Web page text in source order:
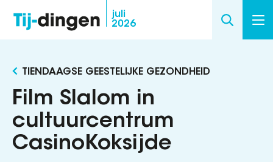
inhoud
gaan
juli
2026
TIENDAAGSE GEESTELIJKE GEZONDHEID
Film Slalom in
cultuurcentrum
CasinoKoksijde